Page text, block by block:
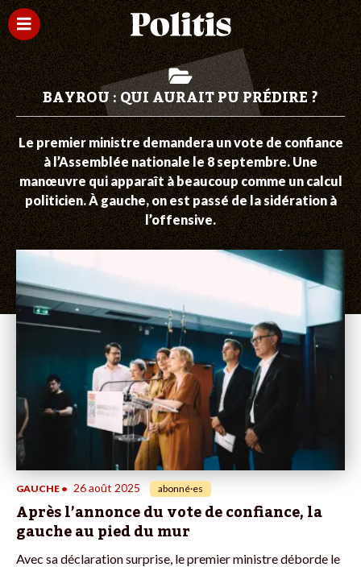
BAYROU : QUI AURAIT PU PRÉDIRE ?
Le premier ministre demandera un vote de confiance
à l’Assemblée nationale le 8 septembre. Une
manœuvre qui apparaît à beaucoup comme un calcul
politicien. À gauche, on est passé de la sidération à
l’offensive.
GAUCHE • 26 août 2025 abonné·es
Après l’annonce du vote de confiance, la
gauche au pied du mur
Avec sa déclaration surprise, le premier ministre déborde le